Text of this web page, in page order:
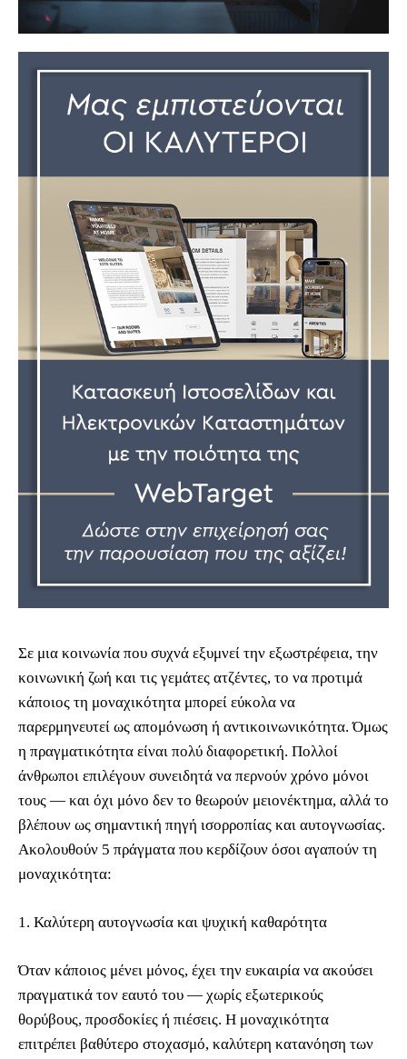
Σε μια κοινωνία που συχνά εξυμνεί την εξωστρέφεια, την
κοινωνική ζωή και τις γεμάτες ατζέντες, το να προτιμά
κάποιος τη μοναχικότητα μπορεί εύκολα να
παρερμηνευτεί ως απομόνωση ή αντικοινωνικότητα. Όμως
η πραγματικότητα είναι πολύ διαφορετική. Πολλοί
άνθρωποι επιλέγουν συνειδητά να περνούν χρόνο μόνοι
τους — και όχι μόνο δεν το θεωρούν μειονέκτημα, αλλά το
βλέπουν ως σημαντική πηγή ισορροπίας και αυτογνωσίας.
Ακολουθούν 5 πράγματα που κερδίζουν όσοι αγαπούν τη
μοναχικότητα:
1. Καλύτερη αυτογνωσία και ψυχική καθαρότητα
Όταν κάποιος μένει μόνος, έχει την ευκαιρία να ακούσει
πραγματικά τον εαυτό του — χωρίς εξωτερικούς
θορύβους, προσδοκίες ή πιέσεις. Η μοναχικότητα
επιτρέπει βαθύτερο στοχασμό, καλύτερη κατανόηση των